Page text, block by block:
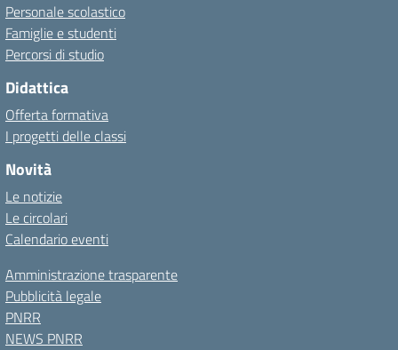
Personale scolastico
Famiglie e studenti
Percorsi di studio
Didattica
Offerta formativa
I progetti delle classi
Novità
Le notizie
Le circolari
Calendario eventi
Amministrazione trasparente
Pubblicità legale
PNRR
NEWS PNRR